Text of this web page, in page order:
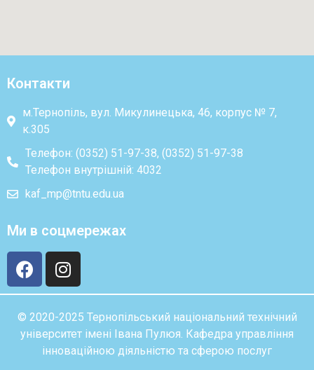
Контакти
м.Тернопіль, вул. Микулинецька, 46, корпус № 7,
к.305
Телефон: (0352) 51-97-38, (0352) 51-97-38
Телефон внутрішній: 4032
kaf_mp@tntu.edu.ua
Ми в соцмережах
© 2020-2025 Тернопільський національний технічний
університет імені Івана Пулюя. Кафедра управління
інноваційною діяльністю та сферою послуг